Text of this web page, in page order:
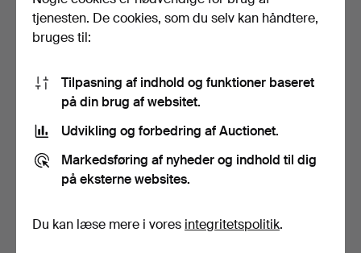
KØLEELEMENTER,
MESSI…
tjenesten. De cookies, som du selv kan håndtere,
bruges til:
Tilpasning af indhold og funktioner baseret
på din brug af websitet.
Udvikling og forbedring af Auctionet.
Markedsføring af nyheder og indhold til dig
på eksterne websites.
Du kan læse mere i vores integritetspolitik.